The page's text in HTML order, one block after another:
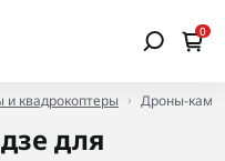
0
и квадрокоптеры Дроны-
для